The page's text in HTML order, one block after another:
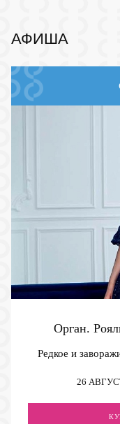
АФИША
Орган.
Редкое и
26